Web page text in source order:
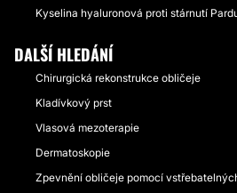
Kyselina hyaluronová proti stárnutí
DALŠÍ HLEDÁNÍ
Chirurgická rekonstrukce obličeje
Kladívkový prst
Vlasová mezoterapie
Dermatoskopie
Zpevnění obličeje pomocí